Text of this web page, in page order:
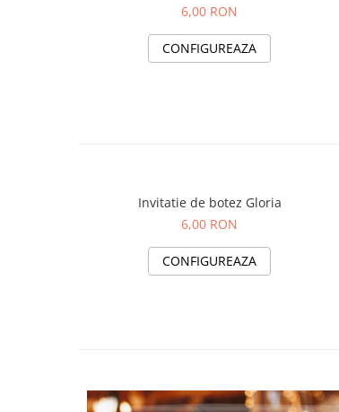
6,00 RON
CONFIGUREAZA
Invitatie de botez Gloria
6,00 RON
CONFIGUREAZA